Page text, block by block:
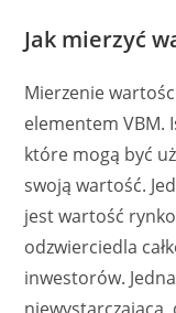
Jak mierzyć
Mierzenie
elementem VBM.
które mogą być
swoją wartość.
jest wartość
odzwierciedla
inwestorów.